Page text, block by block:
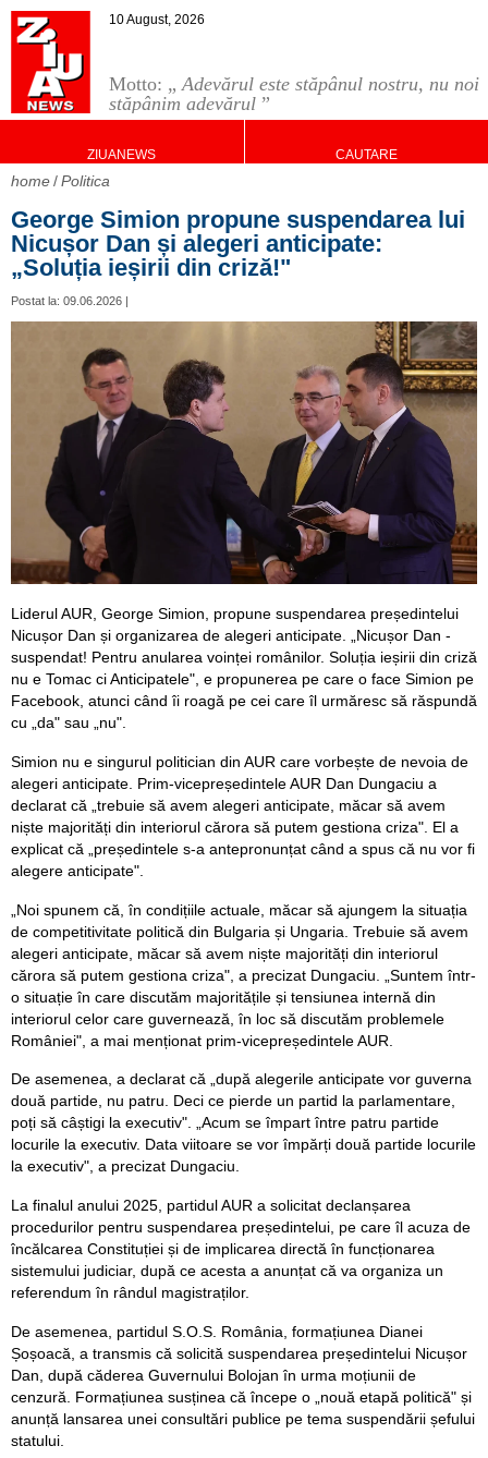
Motto: „Adevărul este stăpânul nostru, nu noi
stăpânim adevărul ”
10 August, 2026
ZIUANEWS CAUTARE
home Politica
George Simion propune suspendarea lui
Nicușor Dan și alegeri anticipate:
„Soluția ieșirii din criză!"
Postat la: 09.06.2026 |
Liderul AUR, George Simion, propune suspendarea președintelui
Nicușor Dan și organizarea de alegeri anticipate. „Nicușor Dan -
suspendat! Pentru anularea voinței românilor. Soluția ieșirii din criză
nu e Tomac ci Anticipatele", e propunerea pe care o face Simion pe
Facebook, atunci când îi roagă pe cei care îl urmăresc să răspundă
cu „da" sau „nu".
Simion nu e singurul politician din AUR care vorbește de nevoia de
alegeri anticipate. Prim-vicepreședintele AUR Dan Dungaciu a
declarat că „trebuie să avem alegeri anticipate, măcar să avem
niște majorități din interiorul cărora să putem gestiona criza". El a
explicat că „președintele s-a antepronunțat când a spus că nu vor fi
alegere anticipate".
„Noi spunem că, în condițiile actuale, măcar să ajungem la situația
de competitivitate politică din Bulgaria și Ungaria. Trebuie să avem
alegeri anticipate, măcar să avem niște majorități din interiorul
cărora să putem gestiona criza", a precizat Dungaciu. „Suntem într-
o situație în care discutăm majoritățile și tensiunea internă din
interiorul celor care guvernează, în loc să discutăm problemele
României", a mai menționat prim-vicepreședintele AUR.
De asemenea, a declarat că „după alegerile anticipate vor guverna
două partide, nu patru. Deci ce pierde un partid la parlamentare,
poți să câștigi la executiv". „Acum se împart între patru partide
locurile la executiv. Data viitoare se vor împărți două partide locurile
la executiv", a precizat Dungaciu.
La finalul anului 2025, partidul AUR a solicitat declanșarea
procedurilor pentru suspendarea președintelui, pe care îl acuza de
încălcarea Constituției și de implicarea directă în funcționarea
sistemului judiciar, după ce acesta a anunțat că va organiza un
referendum în rândul magistraților.
De asemenea, partidul S.O.S. România, formațiunea Dianei
Șoșoacă, a transmis că solicită suspendarea președintelui Nicușor
Dan, după căderea Guvernului Bolojan în urma moțiunii de
cenzură. Formațiunea susținea că începe o „nouă etapă politică" și
anunță lansarea unei consultări publice pe tema suspendării șefului
statului.